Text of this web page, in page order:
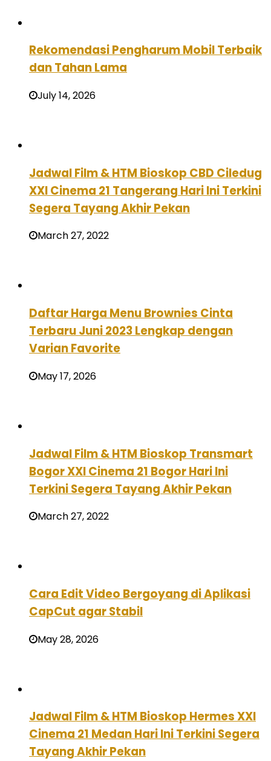
Rekomendasi Pengharum Mobil Terbaik
dan Tahan Lama
July 14, 2026
Jadwal Film & HTM Bioskop CBD Ciledug
XXI Cinema 21 Tangerang Hari Ini Terkini
Segera Tayang Akhir Pekan
March 27, 2022
Daftar Harga Menu Brownies Cinta
Terbaru Juni 2023 Lengkap dengan
Varian Favorite
May 17, 2026
Jadwal Film & HTM Bioskop Transmart
Bogor XXI Cinema 21 Bogor Hari Ini
Terkini Segera Tayang Akhir Pekan
March 27, 2022
Cara Edit Video Bergoyang di Aplikasi
CapCut agar Stabil
May 28, 2026
Jadwal Film & HTM Bioskop Hermes XXI
Cinema 21 Medan Hari Ini Terkini Segera
Tayang Akhir Pekan